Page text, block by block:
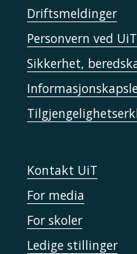
Driftsmeldinger
Personvern ved UiT
Sikkerhet,
Kontakt UiT
For media
For skoler
Ledige stillinger